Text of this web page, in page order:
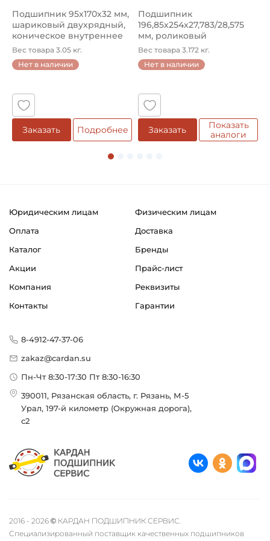
Подшипник 95х170х32 мм,
шариковый двухрядный,
коническое внутреннее
кол...
Вес товара 3.05 кг.
Нет в наличии
Заказать Подробнее
Подшипник
196,85х254х27,783/28,575
мм, роликовый
однорядный конический
...
Вес товара 3.172 кг.
Нет в наличии
Заказать
Показать
аналоги
Юридическим лицам
Физическим лицам
Оплата
Доставка
Каталог
Бренды
Акции
Прайс-лист
Компания
Реквизиты
Контакты
Гарантии
8-4912-47-37-06
zakaz@cardan.su
Пн-Чт 8:30-17:30 Пт 8:30-16:30
390011, Рязанская область, г. Рязань, М-5
Урал, 197-й километр (Окружная дорога),
с2
2016 - 2026 © КАРДАН ПОДШИПНИК СЕРВИС.
Специализированный поставщик качественных подшипников